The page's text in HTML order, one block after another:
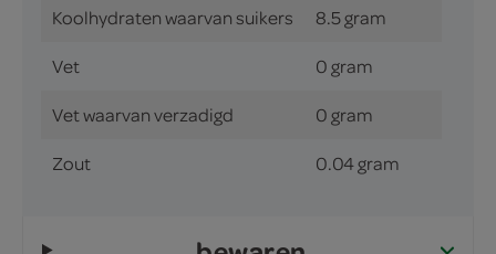
Koolhydraten waarvan suikers 8.5 gram
Vet 0 gram
Vet waarvan verzadigd 0 gram
Zout 0.04 gram